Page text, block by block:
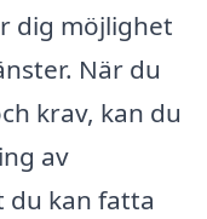
dig möjlighet
När du
krav, kan du
av
du kan fatta